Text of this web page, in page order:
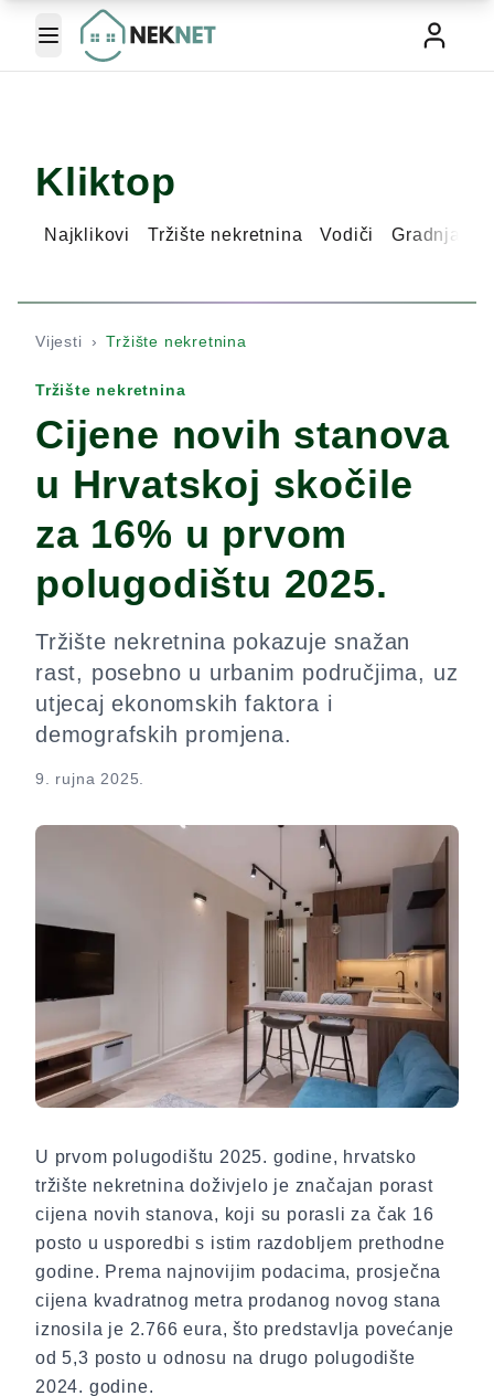
Toggle Menu
Kliktop
Najklikovi Tržište nekretnina Vodiči Gradnja
Vijesti › Tržište nekretnina
Tržište nekretnina
Cijene novih stanova
u Hrvatskoj skočile
za 16% u prvom
polugodištu 2025.
Tržište nekretnina pokazuje snažan
rast, posebno u urbanim područjima, uz
utjecaj ekonomskih faktora i
demografskih promjena.
9. rujna 2025.
U prvom polugodištu 2025. godine, hrvatsko
tržište nekretnina doživjelo je značajan porast
cijena novih stanova, koji su porasli za čak 16
posto u usporedbi s istim razdobljem prethodne
godine. Prema najnovijim podacima, prosječna
cijena kvadratnog metra prodanog novog stana
iznosila je 2.766 eura, što predstavlja povećanje
od 5,3 posto u odnosu na drugo polugodište
2024. godine.